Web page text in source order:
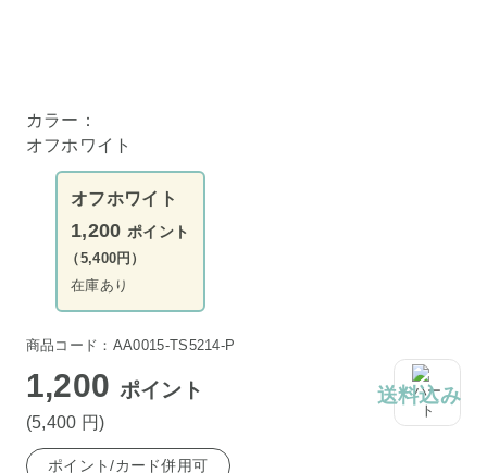
カラー：
オフホワイト
オフホワイト
1,200 ポイント
（5,400円）
在庫あり
商品コード：AA0015-TS5214-P
1,200 ポイント
(5,400 円)
送料込み
ポイント/カード併用可